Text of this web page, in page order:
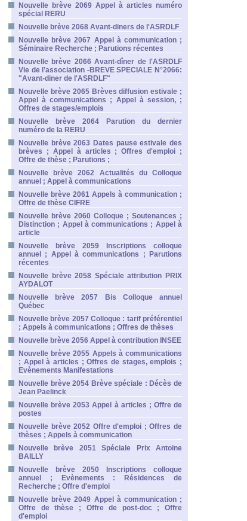
Nouvelle brève 2069 Appel à articles numéro
spécial RERU
Nouvelle brève 2068 Avant-diners de l'ASRDLF
Nouvelle brève 2067 Appel à communication ;
Séminaire Recherche ; Parutions récentes
Nouvelle brève 2066 Avant-dîner de l'ASRDLF
Vie de l’association -BREVE SPECIALE N°2066:
"Avant-diner de l'ASRDLF"
Nouvelle brève 2065 Brèves diffusion estivale ;
Appel à communications ; Appel à session, ;
Offres de stages/emplois
Nouvelle brève 2064 Parution du dernier
numéro de la RERU
Nouvelle brève 2063 Dates pause estivale des
brèves ; Appel à articles ; Offres d'emploi ;
Offre de thèse ; Parutions ;
Nouvelle brève 2062 Actualités du Colloque
annuel ; Appel à communications
Nouvelle brève 2061 Appels à communication ;
Offre de thèse CIFRE
Nouvelle brève 2060 Colloque ; Soutenances ;
Distinction ; Appel à communications ; Appel à
article
Nouvelle brève 2059 Inscriptions colloque
annuel ; Appel à communications ; Parutions
récentes
Nouvelle brève 2058 Spéciale attribution PRIX
AYDALOT
Nouvelle brève 2057 Bis Colloque annuel
Québec
Nouvelle brève 2057 Colloque : tarif préférentiel
; Appels à communications ; Offres de thèses
Nouvelle brève 2056 Appel à contribution INSEE
Nouvelle brève 2055 Appels à communications
; Appel à articles ; Offres de stages, emplois ;
Evènements Manifestations
Nouvelle brève 2054 Brève spéciale : Décès de
Jean Paelinck
Nouvelle brève 2053 Appel à articles ; Offre de
postes
Nouvelle brève 2052 Offre d'emploi ; Offres de
thèses ; Appels à communication
Nouvelle brève 2051 Spéciale Prix Antoine
BAILLY
Nouvelle brève 2050 Inscriptions colloque
annuel ; Evènements : Résidences de
Recherche ; Offre d'emploi
Nouvelle brève 2049 Appel à communication ;
Offre de thèse ; Offre de post-doc ; Offre
d'emploi